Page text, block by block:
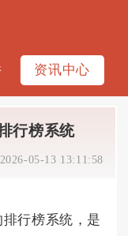
资讯中心
行榜系统
2026-05-13 13:11:58
行榜系统，是